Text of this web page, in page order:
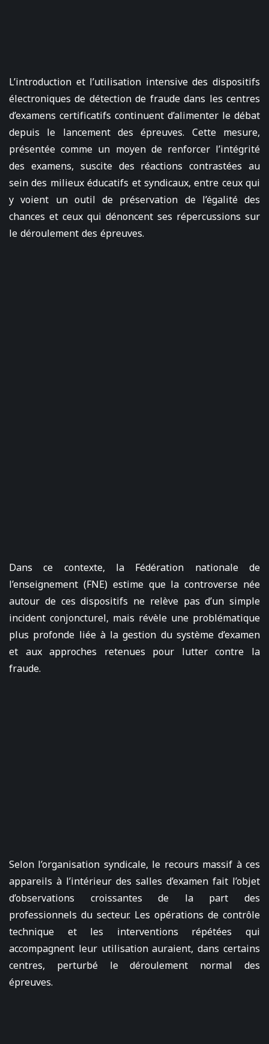
L’introduction et l’utilisation intensive des dispositifs
électroniques de détection de fraude dans les centres
d’examens certificatifs continuent d’alimenter le débat
depuis le lancement des épreuves. Cette mesure,
présentée comme un moyen de renforcer l’intégrité
des examens, suscite des réactions contrastées au
sein des milieux éducatifs et syndicaux, entre ceux qui
y voient un outil de préservation de l’égalité des
chances et ceux qui dénoncent ses répercussions sur
le déroulement des épreuves.
Dans ce contexte, la Fédération nationale de
l’enseignement (FNE) estime que la controverse née
autour de ces dispositifs ne relève pas d’un simple
incident conjoncturel, mais révèle une problématique
plus profonde liée à la gestion du système d’examen
et aux approches retenues pour lutter contre la
fraude.
Selon l’organisation syndicale, le recours massif à ces
appareils à l’intérieur des salles d’examen fait l’objet
d’observations croissantes de la part des
professionnels du secteur. Les opérations de contrôle
technique et les interventions répétées qui
accompagnent leur utilisation auraient, dans certains
centres, perturbé le déroulement normal des
épreuves.